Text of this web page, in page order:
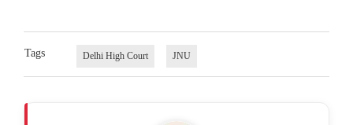
Tags Delhi High Court JNU